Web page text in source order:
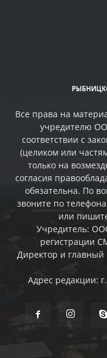
Все права на
учредителю
соответствии с
(целиком или
только на
согласия
обязательна. По
звоните по
или
Учредитель:
регистрации
Директор и
Адрес редакции: